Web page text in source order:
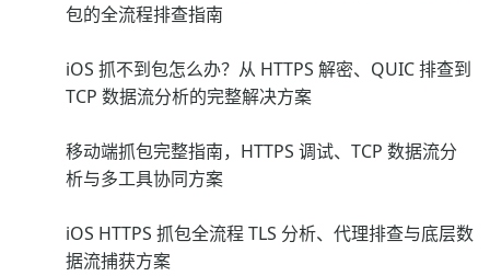
包的全流程排查指南
iOS 抓不到包怎么办？从 HTTPS 解密、QUIC 排查到
TCP 数据流分析的完整解决方案
移动端抓包完整指南，HTTPS 调试、TCP 数据流分
析与多工具协同方案
iOS HTTPS 抓包全流程 TLS 分析、代理排查与底层数
据流捕获方案